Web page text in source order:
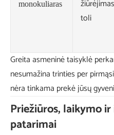
monokuliaras
toli
Greita asmeninė taisyklė
nesumažina trinties per
nėra tinkama prekė jūsų
Priežiūros, laikymo
patarimai